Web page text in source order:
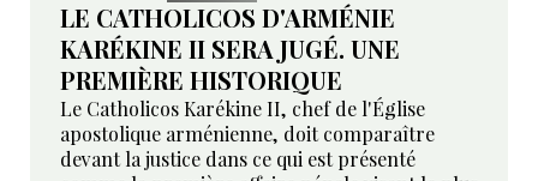
LE CATHOLICOS D'ARMÉNIE
KARÉKINE II SERA JUGÉ. UNE
PREMIÈRE HISTORIQUE
Le Catholicos Karékine II, chef de l'Église
apostolique arménienne, doit comparaître
devant la justice dans ce qui est présenté